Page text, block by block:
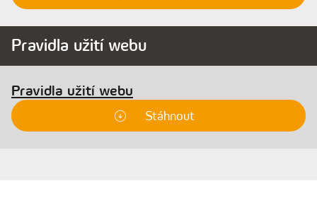
Pravidla užití webu
Pravidla užití webu
Stáhnout